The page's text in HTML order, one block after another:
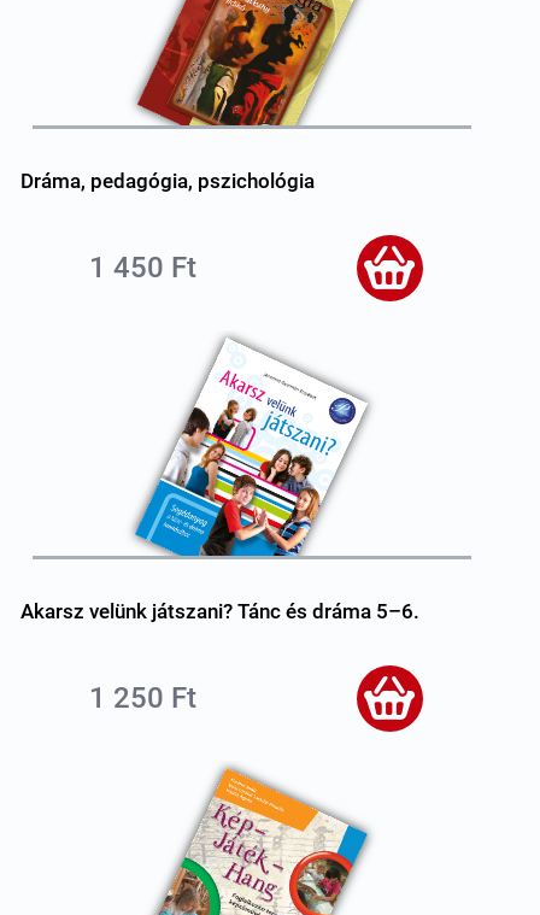
Dráma, pedagógia, pszichológia
1 450 Ft
Akarsz velünk játszani? Tánc és dráma 5–6.
1 250 Ft